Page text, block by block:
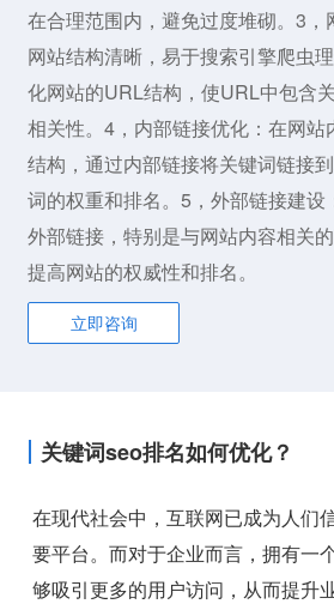
在合理范围内，避免过度堆砌。3，
网站结构清晰，易于搜索引擎爬虫
化网站的URL结构，使URL中包含
相关性。4，内部链接优化：在网
结构，通过内部链接将关键词链接
词的权重和排名。5，外部链接建设
外部链接，特别是与网站内容相关
提高网站的权威性和排名。
立即咨询
关键词seo排名如何优化？
在现代社会中，互联网已成为人们
要平台。而对于企业而言，拥有一
够吸引更多的用户访问，从而提升